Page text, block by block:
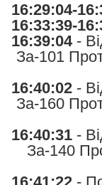
16:29:04-
16:33:39-
16:39:04-
За-101
16:40:02 -
За-160
16:40:31 -
За-140